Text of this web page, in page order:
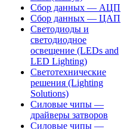
Сбор данных — АЦП
Сбор данных — ЦАП
Светодиоды и
светодиодное
освещение (LEDs and
LED Lighting)
Светотехнические
решения (Lighting
Solutions)
Силовые чипы —
драйверы затворов
Силовые чипы —